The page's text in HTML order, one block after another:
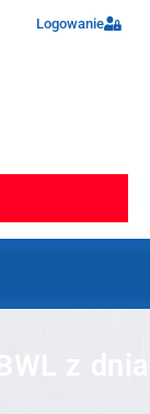
Logowanie
z dnia